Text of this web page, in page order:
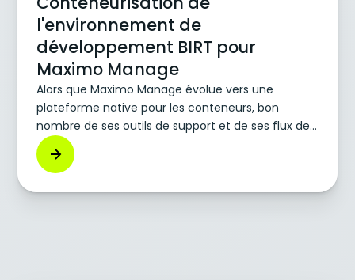
l'environnement de
développement BIRT pour
Maximo Manage
Alors que Maximo Manage évolue vers une
plateforme native pour les conteneurs, bon
nombre de ses outils de support et de ses flux de
développement sont toujours liés à des
technologies existantes. L'un de ces outils est le
qui reste au cœur des capacités de reporting de